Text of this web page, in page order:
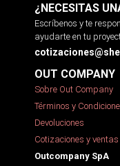
¿NECESITAS
Escríbenos y te
ayudarte en tu
OUT COMPANY
Sobre Out Company
Términos y
Devoluciones
Cotizaciones y
Outcompany SpA